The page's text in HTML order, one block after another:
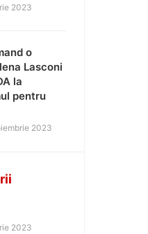
2023
o
Lasconi
la
pentru
2023
2023